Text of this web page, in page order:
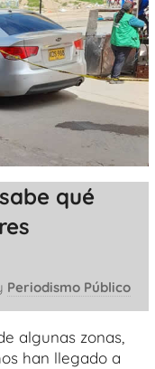
qué
Periodismo Público
algunas zonas,
han llegado a